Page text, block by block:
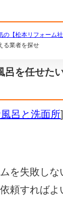
の【松本リフォーム
る業者を探せ
呂を任せた
呂と洗面所]
を失敗しな
頼すればよ